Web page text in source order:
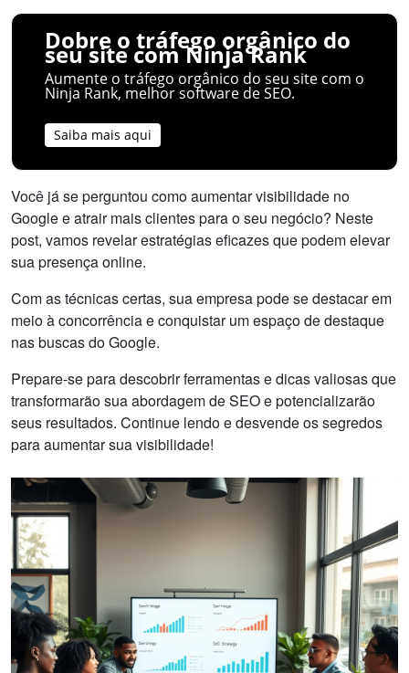
Dobre o tráfego orgânico do
seu site com Ninja Rank
Aumente o tráfego orgânico do seu site com o
Ninja Rank, melhor software de SEO.
Saiba mais aqui
Você já se perguntou como aumentar visibilidade no
Google e atrair mais clientes para o seu negócio? Neste
post, vamos revelar estratégias eficazes que podem elevar
sua presença online.
Com as técnicas certas, sua empresa pode se destacar em
meio à concorrência e conquistar um espaço de destaque
nas buscas do Google.
Prepare-se para descobrir ferramentas e dicas valiosas que
transformarão sua abordagem de SEO e potencializarão
seus resultados. Continue lendo e desvende os segredos
para aumentar sua visibilidade!